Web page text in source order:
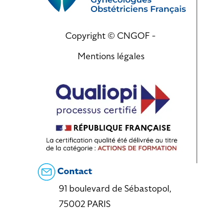
Copyright © CNGOF -
Mentions légales
Contact
91 boulevard de Sébastopol,
75002 PARIS